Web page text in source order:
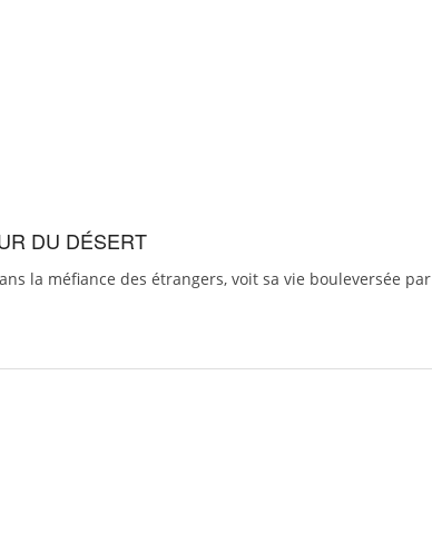
DU DÉSERT
la méfiance des étrangers, voit sa vie bouleversée par